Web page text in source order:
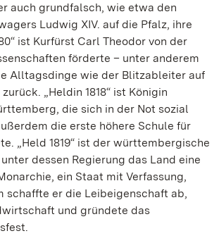
auch grundfalsch, wie etwa den
Ludwig XIV. auf die Pfalz, ihre
ist Kurfürst Carl Theodor von der
förderte – unter anderem
Alltagsdinge wie der Blitzableiter auf
„Heldin 1818“ ist Königin
die sich in der Not sozial
die erste höhere Schule für
„Held 1819“ ist der württembergische
dessen Regierung das Land eine
ein Staat mit Verfassung,
schaffte er die Leibeigenschaft ab,
und gründete das